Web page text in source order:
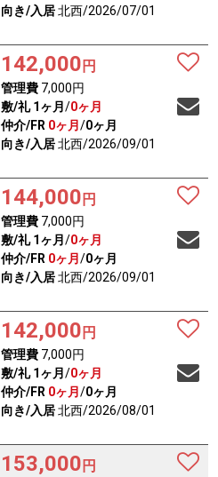
向き/入居北西/2026/07/01
142,000 円
管理費7,000円
敷/礼 1ヶ月 /0ヶ月
仲介/FR 0ヶ月 /0ヶ月
向き/入居北西/2026/09/01
144,000 円
管理費7,000円
敷/礼 1ヶ月 /0ヶ月
仲介/FR 0ヶ月 /0ヶ月
向き/入居北西/2026/09/01
142,000 円
管理費7,000円
敷/礼 1ヶ月 /0ヶ月
仲介/FR 0ヶ月 /0ヶ月
向き/入居北西/2026/08/01
153,000 円